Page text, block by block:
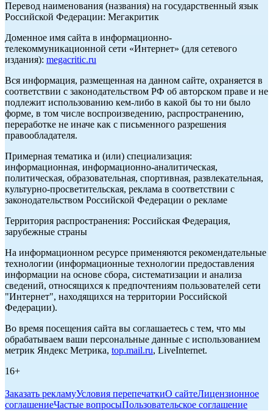
Перевод наименования (названия) на государственный язык
Российской Федерации: Мегакритик
Доменное имя сайта в информационно-
телекоммуникационной сети «Интернет» (для сетевого
издания): megacritic.ru
Вся информация, размещенная на данном сайте, охраняется в
соответствии с законодательством РФ об авторском праве и не
подлежит использованию кем-либо в какой бы то ни было
форме, в том числе воспроизведению, распространению,
переработке не иначе как с письменного разрешения
правообладателя.
Примерная тематика и (или) специализация:
информационная, информационно-аналитическая,
политическая, образовательная, спортивная, развлекательная,
культурно-просветительская, реклама в соответствии с
законодательством Российской Федерации о рекламе
Территория распространения: Российская Федерация,
зарубежные страны
На информационном ресурсе применяются рекомендательные
технологии (информационные технологии предоставления
информации на основе сбора, систематизации и анализа
сведений, относящихся к предпочтениям пользователей сети
"Интернет", находящихся на территории Российской
Федерации).
Во время посещения сайта вы соглашаетесь с тем, что мы
обрабатываем ваши персональные данные с использованием
метрик Яндекс Метрика, top.mail.ru, LiveInternet.
16+
Заказать рекламуУсловия перепечаткиО сайтеЛицензионное
соглашениеЧастые вопросыПользовательское соглашение